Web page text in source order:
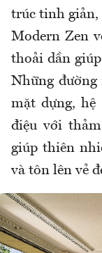
trúc tinh giản,
Modern Zen
thoải dần gi
Những đường
mặt dựng, hệ
điệu với
giúp thiên
và tôn lên vẻ đ